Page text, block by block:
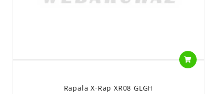
Rapala X-Rap XR08 GLGH